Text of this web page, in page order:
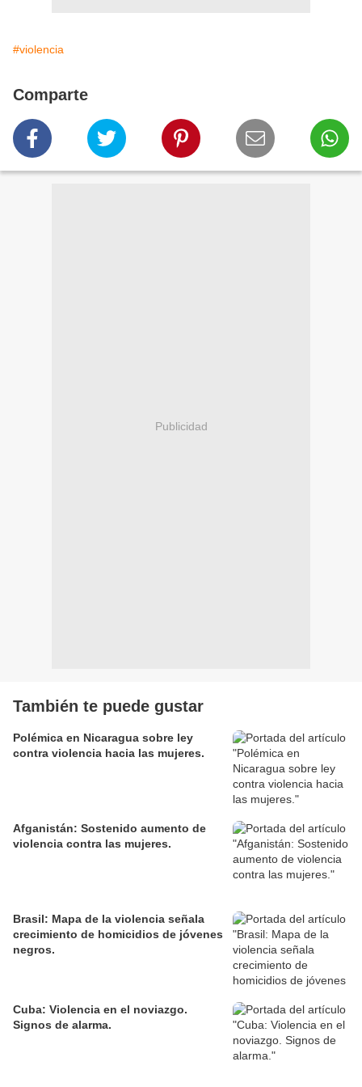
#violencia
Comparte
Publicidad
También te puede gustar
Polémica en Nicaragua sobre ley
contra violencia hacia las mujeres.
Afganistán: Sostenido aumento de
violencia contra las mujeres.
Brasil: Mapa de la violencia señala
crecimiento de homicidios de jóvenes
negros.
Cuba: Violencia en el noviazgo.
Signos de alarma.